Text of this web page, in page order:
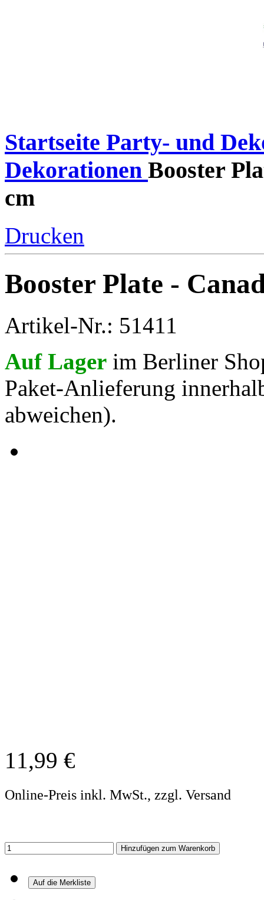
Startseite Party- und
Dekorationen Booster
cm
Drucken
Booster Plate -
Artikel-Nr.: 51411
Auf Lager im Berliner
Paket-Anlieferung
abweichen).
11,99 €
Online-Preis inkl. MwSt., zzgl. Versand
Hinzufügen zum Warenkorb